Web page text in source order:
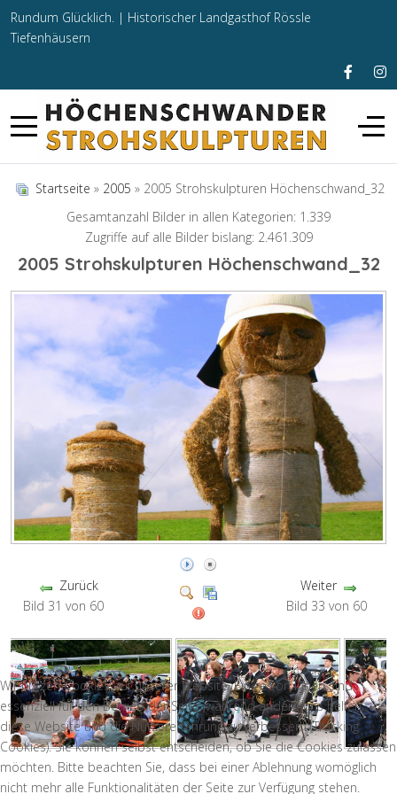
Rundum Glücklich. | Historischer Landgasthof Rössle
Tiefenhäusern
Startseite » 2005 » 2005 Strohskulpturen Höchenschwand_32
Gesamtanzahl Bilder in allen Kategorien: 1.339
Zugriffe auf alle Bilder bislang: 2.461.309
2005 Strohskulpturen Höchenschwand_32
Zurück
Bild 31 von 60
Weiter
Bild 33 von 60
Wir nutzen Cookies auf unserer Website. Einige von ihnen sind
essenziell für den Betrieb der Seite, während andere uns helfen,
diese Website und die Nutzererfahrung zu verbessern (Tracking
Cookies). Sie können selbst entscheiden, ob Sie die Cookies zulassen
möchten. Bitte beachten Sie, dass bei einer Ablehnung womöglich
nicht mehr alle Funktionalitäten der Seite zur Verfügung stehen.